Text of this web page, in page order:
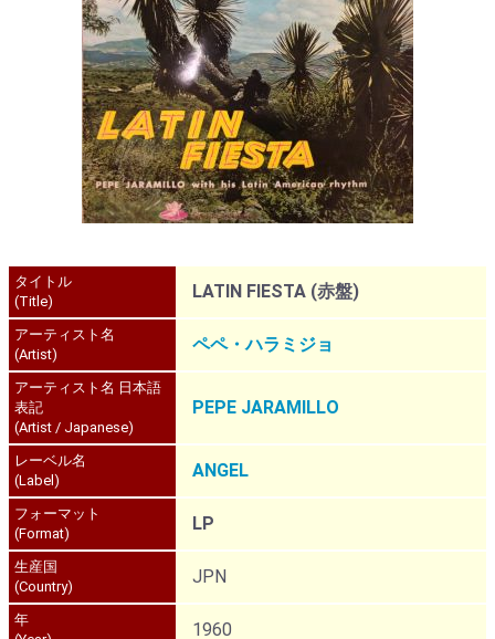
タイトル
(Title)
LATIN FIESTA (赤盤)
アーティスト名
(Artist)
ペペ・ハラミジョ
アーティスト名 日本語
表記
(Artist / Japanese)
PEPE JARAMILLO
レーベル名
(Label)
ANGEL
フォーマット
(Format)
LP
生産国
(Country)
JPN
年
1960